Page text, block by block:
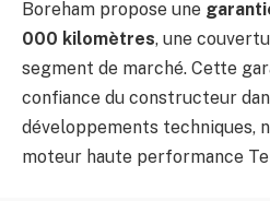
Boreham propose une
000 kilomètres, une
segment de marché. Cette
confiance du constructeur
développements techniques,
moteur haute performance